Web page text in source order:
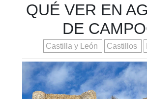
QUÉ VER EN
DE
Castilla y León Castillos